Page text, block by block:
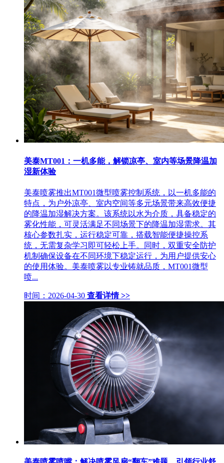
美泰MT001：一机多能，解锁凉亭、室内等场景降温加
湿新体验
美泰喷雾推出MT001微型喷雾控制系统，以一机多能的
特点，为户外凉亭、室内空间等多元场景带来高效便捷
的降温加湿解决方案。该系统以水为介质，具备稳定的
雾化性能，可灵活满足不同场景下的降温加湿需求。其
核心参数扎实，运行稳定可靠，搭载智能便捷操控系
统，无需复杂学习即可轻松上手。同时，双重安全防护
机制确保设备在不同环境下稳定运行，为用户提供安心
的使用体验。美泰喷雾以专业铸就品质，MT001微型
喷...
时间：2026-04-30 查看详情 >>